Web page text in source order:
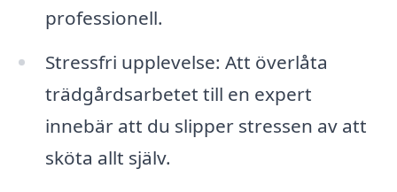
professionell.
Stressfri upplevelse: Att överlåta
trädgårdsarbetet till en expert
innebär att du slipper stressen av att
sköta allt själv.